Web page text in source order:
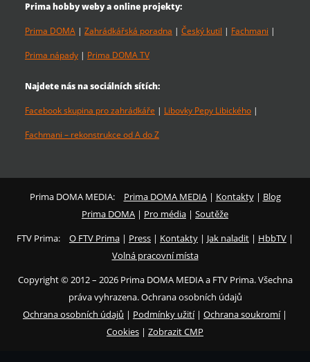
Prima hobby weby a online projekty:
Prima DOMA | Zahrádkářská poradna | Český kutil | Fachmani |
Prima nápady | Prima DOMA TV
Najdete nás na sociálních sítích:
Facebook skupina pro zahrádkáře | Libovky Pepy Libického |
Fachmani – rekonstrukce od A do Z
Prima DOMA MEDIA: Prima DOMA MEDIA| Kontakty| Blog
Prima DOMA | Pro média | Soutěže
FTV Prima:
O FTV Prima | Press | Kontakty | Jak naladit | HbbTV |
Volná pracovní místa
Copyright © 2012 – 2026 Prima DOMA MEDIA a FTV Prima. Všechna
práva vyhrazena. Ochrana osobních údajů
Ochrana osobních údajů | Podmínky užití| Ochrana soukromí|
Cookies | Zobrazit CMP